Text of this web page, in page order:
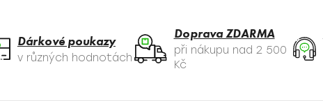
Dárkové poukazy
v různých hodnotách
Doprava ZDARMA
při nákupu nad 2 500
Kč